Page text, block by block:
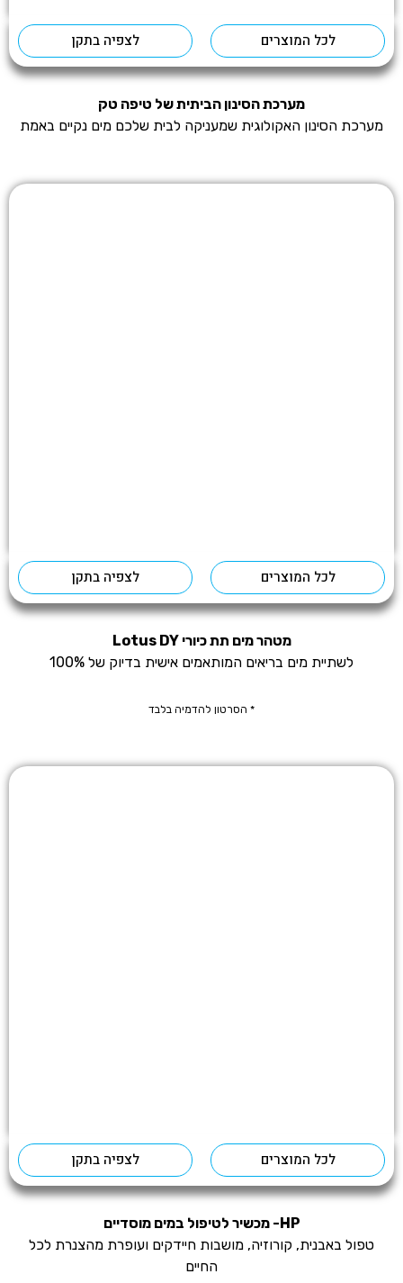
לכל המוצרים לצפיה בתקן
מערכת הסינון הביתית של טיפה טק
מערכת הסינון האקולוגית שמעניקה לבית שלכם מים נקיים באמת
לכל המוצרים לצפיה בתקן
מטהר מים תת כיורי Lotus DY
לשתיית מים בריאים המותאמים אישית בדיוק של 100%
* הסרטון להדמיה בלבד
לכל המוצרים לצפיה בתקן
HP- מכשיר לטיפול במים מוסדיים
טפול באבנית, קורוזיה, מושבות חיידקים ועופרת מהצנרת לכל
החיים